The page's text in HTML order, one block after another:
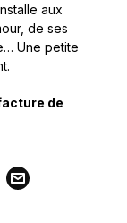
aux
de ses
Une petite
de